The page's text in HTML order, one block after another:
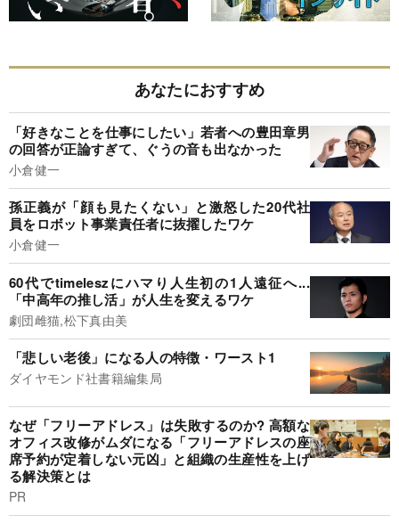
あなたにおすすめ
「好きなことを仕事にしたい」若者への豊田章男
の回答が正論すぎて、ぐうの音も出なかった
小倉健一
孫正義が「顔も見たくない」と激怒した20代社
員をロボット事業責任者に抜擢したワケ
小倉健一
60代でtimeleszにハマり人生初の1人遠征へ...
「中高年の推し活」が人生を変えるワケ
劇団雌猫,松下真由美
「悲しい老後」になる人の特徴・ワースト1
ダイヤモンド社書籍編集局
なぜ「フリーアドレス」は失敗するのか? 高額な
オフィス改修がムダになる「フリーアドレスの座
席予約が定着しない元凶」と組織の生産性を上げ
る解決策とは
PR